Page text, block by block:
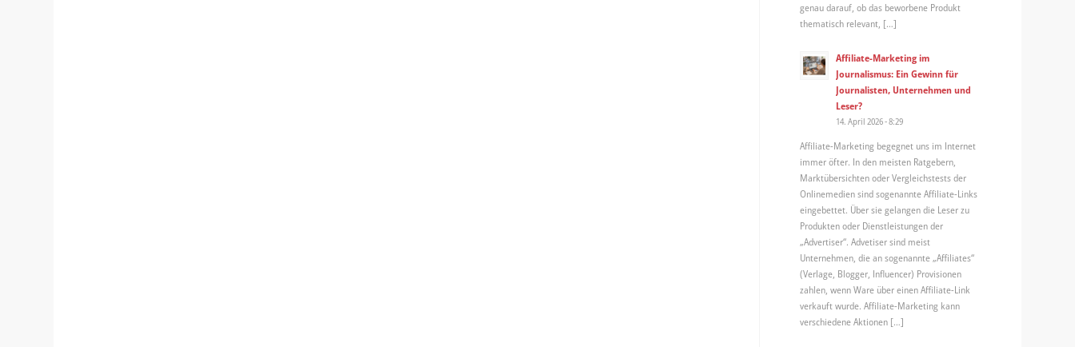
genau darauf, ob das beworbene Produkt
thematisch relevant, […]
Affiliate-Marketing im
Journalismus: Ein Gewinn für
Journalisten, Unternehmen und
Leser?
14. April 2026 - 8:29
Affiliate-Marketing begegnet uns im Internet
immer öfter. In den meisten Ratgebern,
Marktübersichten oder Vergleichstests der
Onlinemedien sind sogenannte Affiliate-Links
eingebettet. Über sie gelangen die Leser zu
Produkten oder Dienstleistungen der
„Advertiser“. Advetiser sind meist
Unternehmen, die an sogenannte „Affiliates“
(Verlage, Blogger, Influencer) Provisionen
zahlen, wenn Ware über einen Affiliate-Link
verkauft wurde. Affiliate-Marketing kann
verschiedene Aktionen […]